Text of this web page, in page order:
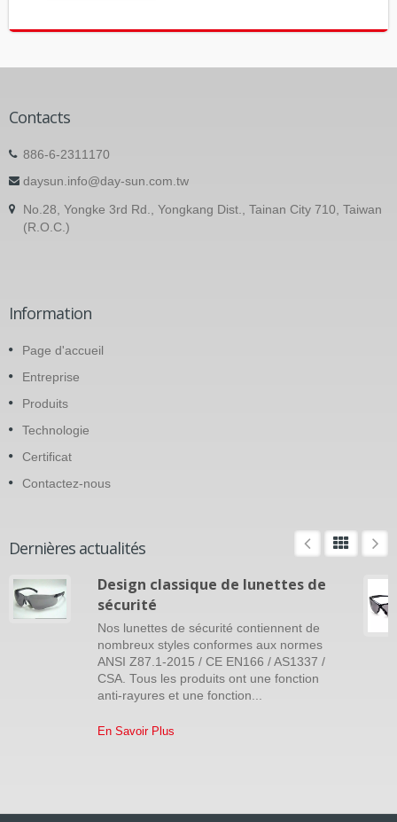
Contacts
886-6-2311170
daysun.info@day-sun.com.tw
No.28, Yongke 3rd Rd., Yongkang Dist., Tainan City 710, Taiwan
(R.O.C.)
Information
Page d'accueil
Entreprise
Produits
Technologie
Certificat
Contactez-nous
Dernières actualités
Design classique de lunettes de
sécurité
Nos lunettes de sécurité contiennent de
nombreux styles conformes aux normes
ANSI Z87.1-2015 / CE EN166 / AS1337 /
CSA. Tous les produits ont une fonction
anti-rayures et une fonction...
En Savoir Plus